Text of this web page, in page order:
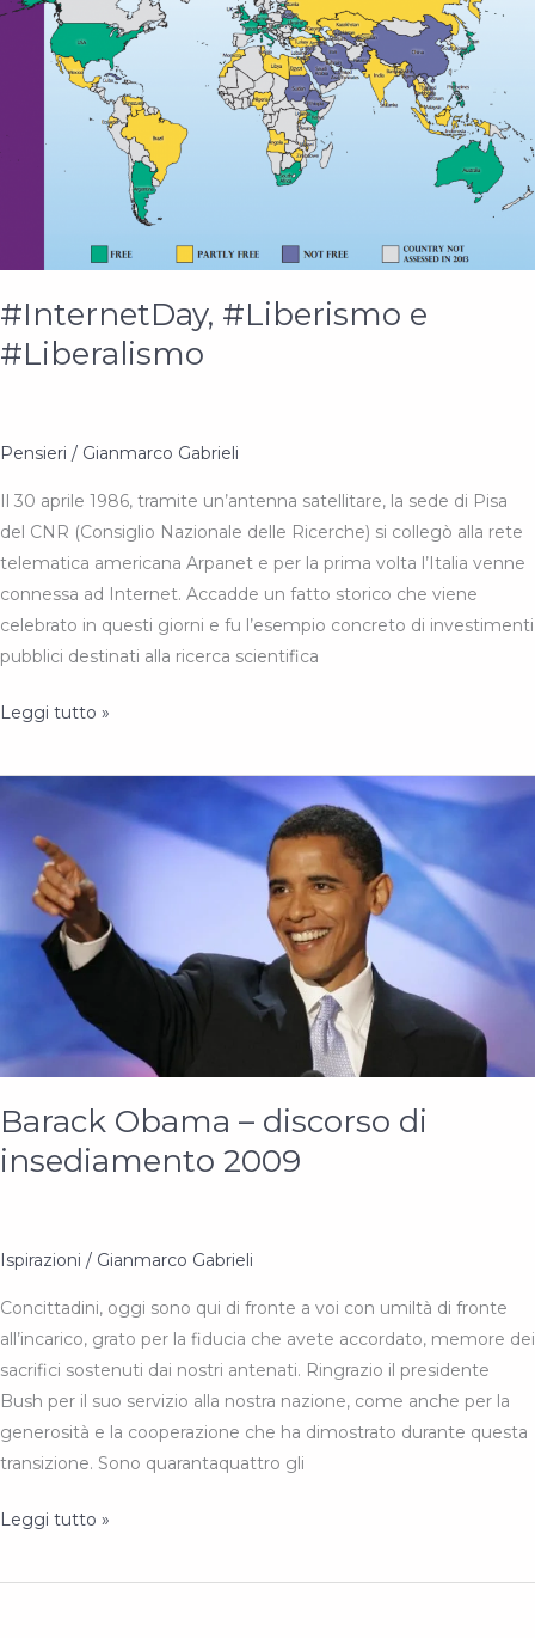
#InternetDay, #Liberismo e
#Liberalismo
Pensieri / Gianmarco Gabrieli
Il 30 aprile 1986, tramite un’antenna satellitare, la sede di Pisa
del CNR (Consiglio Nazionale delle Ricerche) si collegò alla rete
telematica americana Arpanet e per la prima volta l’Italia venne
connessa ad Internet. Accadde un fatto storico che viene
celebrato in questi giorni e fu l’esempio concreto di investimenti
pubblici destinati alla ricerca scientifica
#InternetDay,
e
#Liberalismo
Leggi tutto »
Barack Obama – discorso di
insediamento 2009
Ispirazioni / Gianmarco Gabrieli
Concittadini, oggi sono qui di fronte a voi con umiltà di fronte
all’incarico, grato per la fiducia che avete accordato, memore dei
sacrifici sostenuti dai nostri antenati. Ringrazio il presidente
Bush per il suo servizio alla nostra nazione, come anche per la
generosità e la cooperazione che ha dimostrato durante questa
transizione. Sono quarantaquattro gli
Barack
–
Leggi tutto »